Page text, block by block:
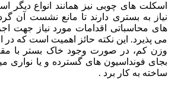
اسکلت های چوبی نیز همانند انواع دیگر
نیاز به بستری دارند تا مانع نشست آن
های محاسباتی اقدامات مورد نیاز جهت
می پذیرد. این نکته حائز اهمیت است که
وزن کم، در صورت وجود خاک بستر با
بجای فونداسیون های گسترده و یا نواری
ساخته به کار برد .